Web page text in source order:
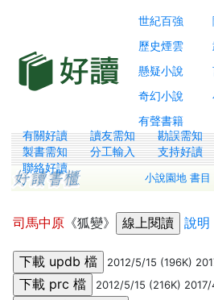
世紀百強
歷史煙雲
懸疑小說
奇幻小說
有聲書籍
有關好讀 讀友需知
勘誤需知
製書需知
分工輸入
支持好讀
聯絡好讀
小說園地 書目
司馬中原 《狐變》 說明
2012/5/15 (196K)
2012/5/15 (216K)